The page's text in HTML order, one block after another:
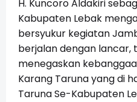
H. Kuncoro Aldakiri
Kabupaten Lebak
bersyukur kegiatan
berjalan dengan lancar,
menegaskan
Karang Taruna yang di
Taruna Se-Kabupaten